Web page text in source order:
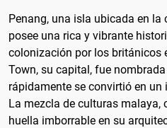
Penang, una isla ubicada en
posee una rica y vibrante
colonización por los británicos
Town, su capital, fue
rápidamente se convirtió en
La mezcla de culturas malaya,
huella imborrable en su